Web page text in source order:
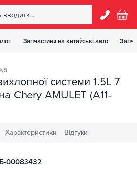
Запчастини на китайські авто
системи 1.5L 7
Chery AMULET (A11-
Характеристики Відгуки
00083432